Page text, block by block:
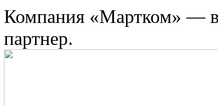
Компания «Мартком» —
партнер.